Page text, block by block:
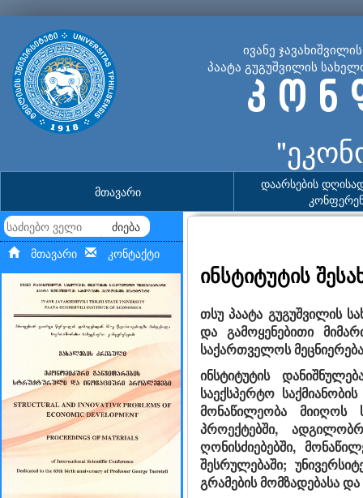
ივანე
პაატა გუგუშვილის
კ ო ნ
მთავარი
დაარსების
ძიება
მთავარი კონტაქტი
ინსტიტუტის
თსუ პაატა გუგუშვილის
და გამოყენებითი
საქართველოს
ინსტიტუტის
საექსპერტო
მონაწილეობა მიიღოს
პროექტებში,
ღონისძიებებში,
შესრულებაში;
გრამების მომზადებასა